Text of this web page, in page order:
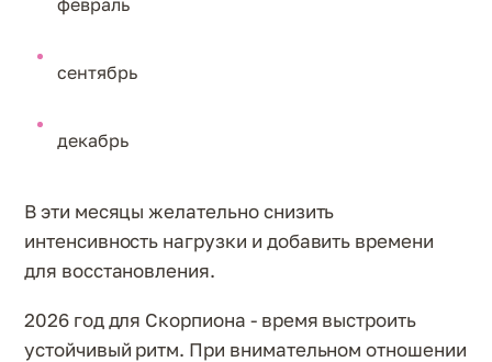
сентябрь
декабрь
В эти месяцы желательно снизить
интенсивность нагрузки и добавить времени
для восстановления.
2026 год для Скорпиона - время выстроить
устойчивый ритм. При внимательном отношении